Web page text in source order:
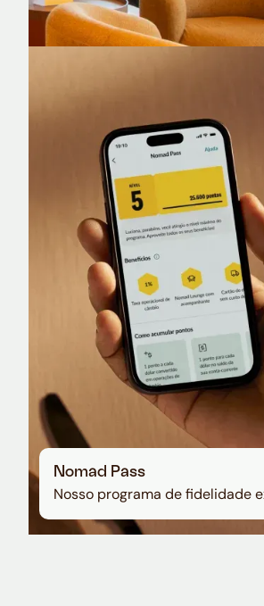
Nomad Lounge
Sala VIP no Aeroporto de
Nomad Pass
Nosso programa de fidelidade